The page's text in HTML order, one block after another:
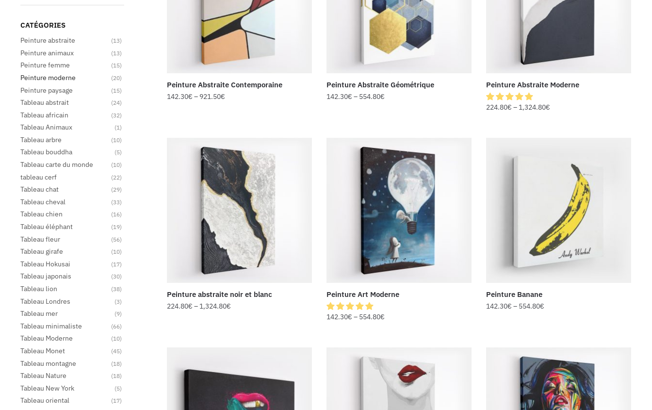
Peinture Abstraite Contemporaine
142.30€ – 921.50€
Peinture Abstraite Géométrique
142.30€ – 554.80€
Peinture Abstraite Moderne
224.80€ – 1,324.80€
Peinture abstraite noir et blanc
224.80€ – 1,324.80€
Peinture Art Moderne
142.30€ – 554.80€
Peinture Banane
142.30€ – 554.80€
CATÉGORIES
Peinture abstraite (13)
Peinture animaux (13)
Peinture femme (15)
Peinture moderne (20)
Peinture paysage (15)
Tableau abstrait (24)
Tableau africain (32)
Tableau Animaux (1)
Tableau arbre (10)
Tableau bouddha (5)
Tableau carte du monde (10)
tableau cerf (22)
Tableau chat (29)
Tableau cheval (33)
Tableau chien (16)
Tableau éléphant (19)
Tableau fleur (56)
Tableau girafe (10)
Tableau Hokusai (17)
Tableau japonais (30)
Tableau lion (38)
Tableau Londres (3)
Tableau mer (9)
Tableau minimaliste (66)
Tableau Moderne (10)
Tableau Monet (45)
Tableau montagne (18)
Tableau Nature (18)
Tableau New York (5)
Tableau oriental (17)